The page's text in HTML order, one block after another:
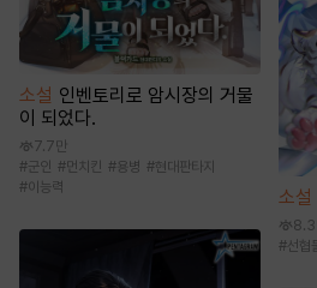
소설 인벤토리로 암시장의 거물
이 되었다.
7.7만
#군인 #먼치킨 # 용병 #현대판타지
#이능력 소설
8.3
#선협